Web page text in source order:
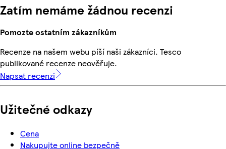
Zatím nemáme žádnou recenzi
Pomozte ostatním zákazníkům
Recenze na našem webu píší naši zákazníci. Tesco
publikované recenze neověřuje.
Napsat recenzi
Užitečné odkazy
Cena
Nakupujte online bezpečně